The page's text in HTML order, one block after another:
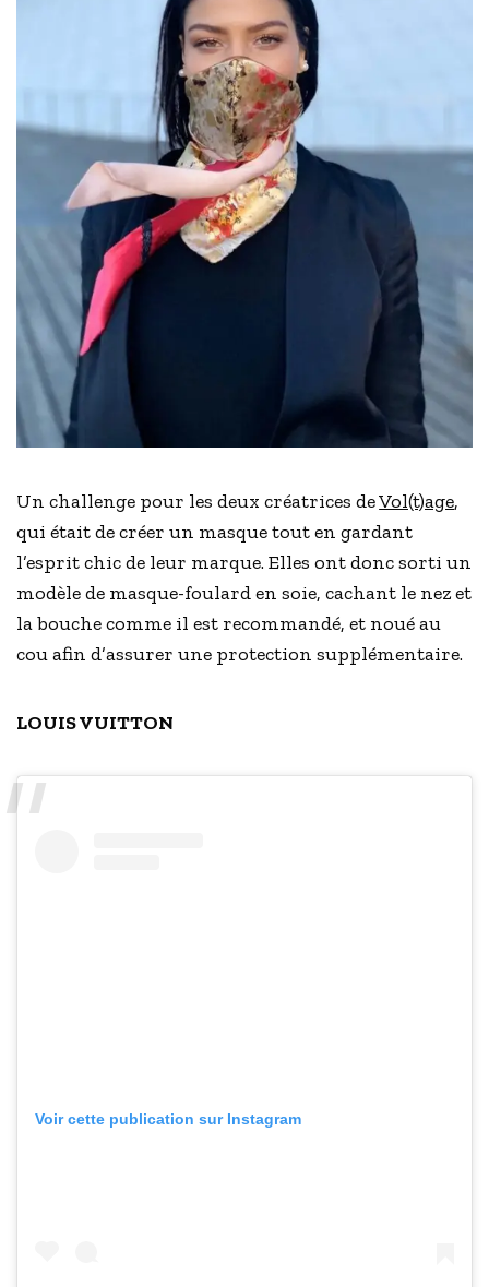
Un challenge pour les deux créatrices deVol(t)age,
qui était de créer un masque tout en gardant
l’esprit chic de leur marque. Elles ont donc sorti un
modèle de masque-foulard en soie, cachant le nez et
la bouche comme il est recommandé, et noué au
cou afin d’assurer une protection supplémentaire.
LOUIS VUITTON
Voir cette publication sur Instagram